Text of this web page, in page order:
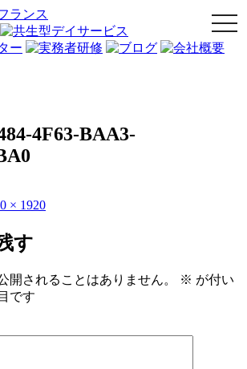
4F63-BAA3-
× 1920
す
開されることはありません。 ※ が付い
です